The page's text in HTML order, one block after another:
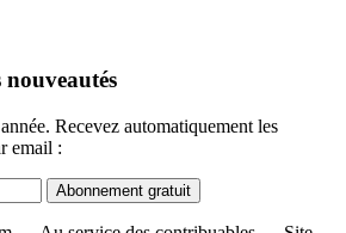
nouveautés
Recevez automatiquement les
email :
Abonnement gratuit